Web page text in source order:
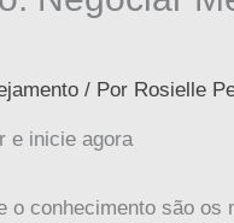
/ Por Rosielle
e inicie agora
conhecimento são os